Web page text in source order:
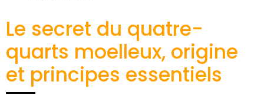
Le secret du quatre-
quarts moelleux, origine
et principes essentiels